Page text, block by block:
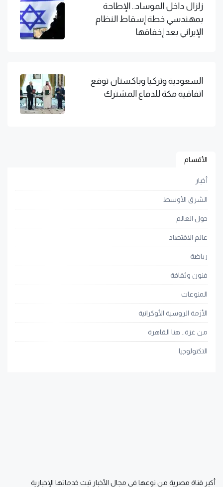
زلزال داخل الموساد.. الإطاحة
بمهندسي خطة إسقاط النظام
الإيراني بعد إخفاقها
السعودية وتركيا وباكستان توقع
اتفاقية مكة للدفاع المشترك
الأقسام
أخبار
الشرق الأوسط
حول العالم
عالم الاقتصاد
رياضة
فنون وثقافة
المنوعات
الأزمة الروسية الأوكرانية
من غزة.. هنا القاهرة
التكنولوجيا
أكبر قناة مصرية من نوعها في مجال الأخبار تبث خدماتها الإخبارية